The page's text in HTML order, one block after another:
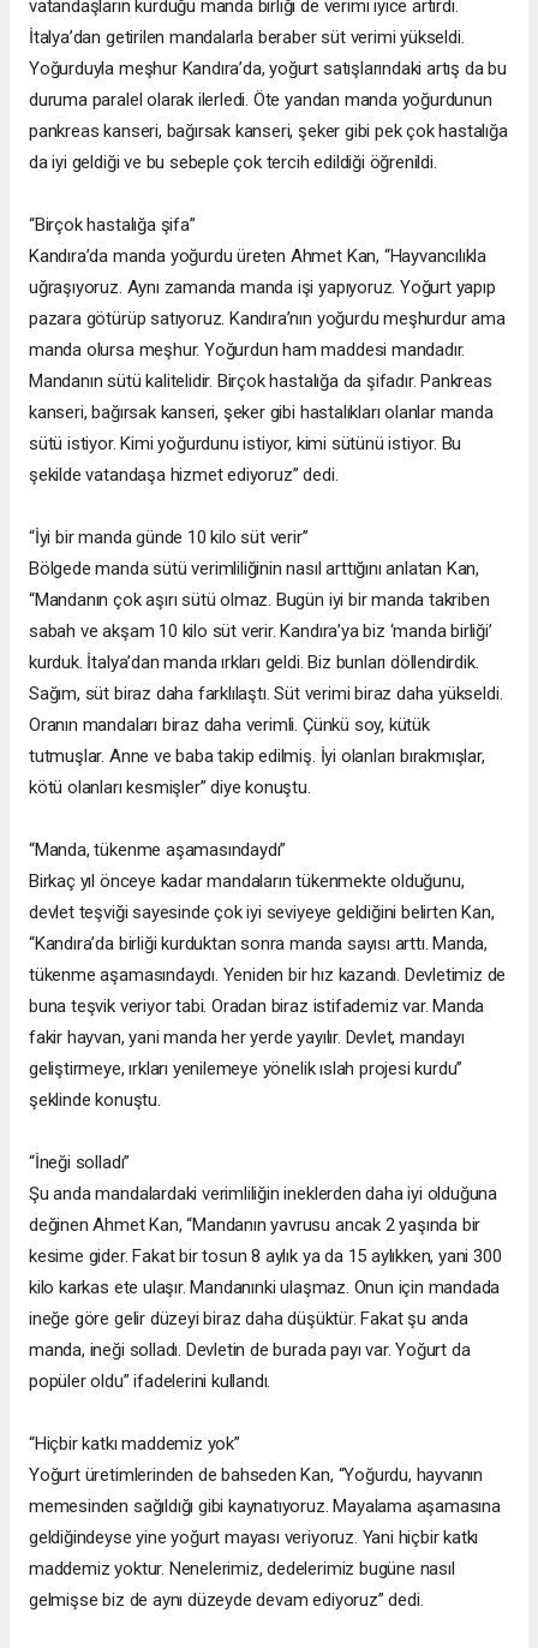
vatandaşların kurduğu manda birliği de verimi iyice artırdı.
İtalya’dan getirilen mandalarla beraber süt verimi yükseldi.
Yoğurduyla meşhur Kandıra’da, yoğurt satışlarındaki artış da bu
duruma paralel olarak ilerledi. Öte yandan manda yoğurdunun
pankreas kanseri, bağırsak kanseri, şeker gibi pek çok hastalığa
da iyi geldiği ve bu sebeple çok tercih edildiği öğrenildi.
“Birçok hastalığa şifa”
Kandıra’da manda yoğurdu üreten Ahmet Kan, “Hayvancılıkla
uğraşıyoruz. Aynı zamanda manda işi yapıyoruz. Yoğurt yapıp
pazara götürüp satıyoruz. Kandıra’nın yoğurdu meşhurdur ama
manda olursa meşhur. Yoğurdun ham maddesi mandadır.
Mandanın sütü kalitelidir. Birçok hastalığa da şifadır. Pankreas
kanseri, bağırsak kanseri, şeker gibi hastalıkları olanlar manda
sütü istiyor. Kimi yoğurdunu istiyor, kimi sütünü istiyor. Bu
şekilde vatandaşa hizmet ediyoruz” dedi.
“İyi bir manda günde 10 kilo süt verir”
Bölgede manda sütü verimliliğinin nasıl arttığını anlatan Kan,
“Mandanın çok aşırı sütü olmaz. Bugün iyi bir manda takriben
sabah ve akşam 10 kilo süt verir. Kandıra’ya biz ‘manda birliği’
kurduk. İtalya’dan manda ırkları geldi. Biz bunları döllendirdik.
Sağım, süt biraz daha farklılaştı. Süt verimi biraz daha yükseldi.
Oranın mandaları biraz daha verimli. Çünkü soy, kütük
tutmuşlar. Anne ve baba takip edilmiş. İyi olanları bırakmışlar,
kötü olanları kesmişler” diye konuştu.
“Manda, tükenme aşamasındaydı”
Birkaç yıl önceye kadar mandaların tükenmekte olduğunu,
devlet teşviği sayesinde çok iyi seviyeye geldiğini belirten Kan,
“Kandıra’da birliği kurduktan sonra manda sayısı arttı. Manda,
tükenme aşamasındaydı. Yeniden bir hız kazandı. Devletimiz de
buna teşvik veriyor tabi. Oradan biraz istifademiz var. Manda
fakir hayvan, yani manda her yerde yayılır. Devlet, mandayı
geliştirmeye, ırkları yenilemeye yönelik ıslah projesi kurdu”
şeklinde konuştu.
“İneği solladı”
Şu anda mandalardaki verimliliğin ineklerden daha iyi olduğuna
değinen Ahmet Kan, “Mandanın yavrusu ancak 2 yaşında bir
kesime gider. Fakat bir tosun 8 aylık ya da 15 aylıkken, yani 300
kilo karkas ete ulaşır. Mandanınki ulaşmaz. Onun için mandada
ineğe göre gelir düzeyi biraz daha düşüktür. Fakat şu anda
manda, ineği solladı. Devletin de burada payı var. Yoğurt da
popüler oldu” ifadelerini kullandı.
“Hiçbir katkı maddemiz yok”
Yoğurt üretimlerinden de bahseden Kan, “Yoğurdu, hayvanın
memesinden sağıldığı gibi kaynatıyoruz. Mayalama aşamasına
geldiğindeyse yine yoğurt mayası veriyoruz. Yani hiçbir katkı
maddemiz yoktur. Nenelerimiz, dedelerimiz bugüne nasıl
gelmişse biz de aynı düzeyde devam ediyoruz” dedi.